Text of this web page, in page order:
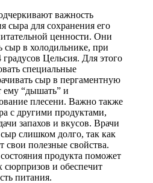
важность
сыра для сохранения его
ценности. Они
сыр в холодильнике, при
градусов Цельсия. Для этого
специальные
сыр в пергаментную
ему “дышать” и
плесени. Важно также
с другими продуктами,
запахов и вкусов. Врачи
слишком долго, так как
свои полезные свойства.
продукта поможет
сюрпризов и обеспечит
питания.